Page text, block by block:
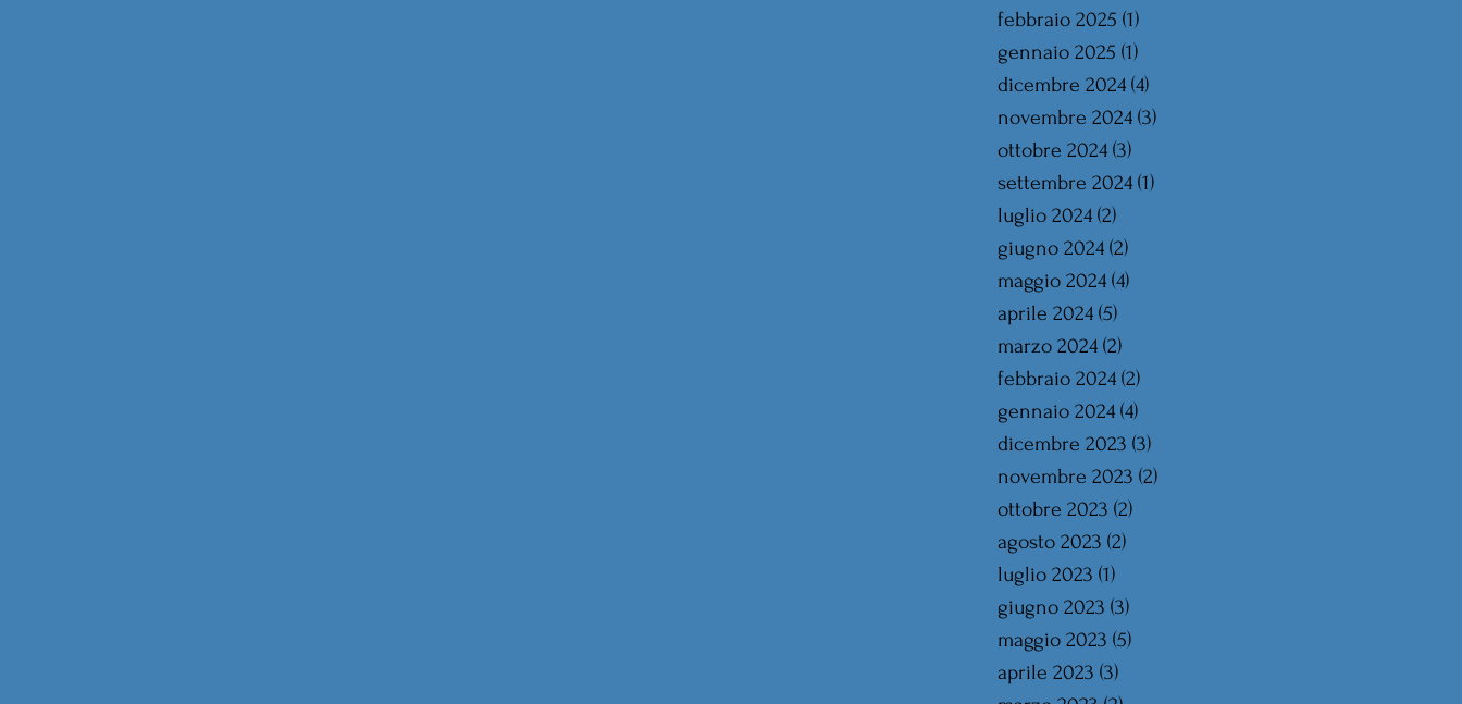
febbraio 2025 (1)
gennaio 2025 (1)
dicembre 2024 (4)
novembre 2024 (3)
ottobre 2024 (3)
settembre 2024 (1)
luglio 2024 (2)
giugno 2024 (2)
maggio 2024 (4)
aprile 2024 (5)
marzo 2024 (2)
febbraio 2024 (2)
gennaio 2024 (4)
dicembre 2023 (3)
novembre 2023 (2)
ottobre 2023 (2)
agosto 2023 (2)
luglio 2023 (1)
giugno 2023 (3)
maggio 2023 (5)
aprile 2023 (3)